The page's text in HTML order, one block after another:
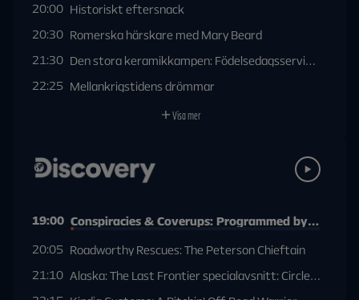
20:00 Historiskt eftersnack
20:30 Romerska härskare med Mary Beard
21:30 Den stora keramikkampen: Födelsedagsservis och
22:25 Mellankrigstidens drömmar
Visa mer
19:00 Conspiracies & Coverups: Programmed by AI
20:05 Roadworthy Rescues: The Peterson Chieftain
21:10 Alaska: The Last Frontier specialavsnitt: Circle Of Life